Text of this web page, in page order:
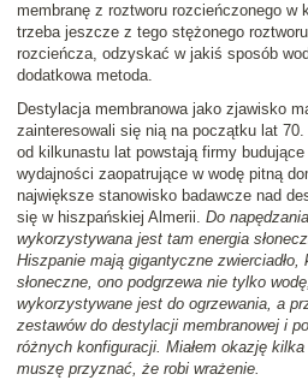
membranę z roztworu rozcieńczonego w
trzeba jeszcze z tego stężonego
rozcieńcza, odzyskać w jakiś sposób
dodatkowa metoda.
Destylacja membranowa jako zjawisko
zainteresowali się nią na początku lat 70.
od kilkunastu lat powstają firmy
wydajności zaopatrujące w wodę pitną
największe stanowisko badawcze nad
się w hiszpańskiej Almerii. Do
wykorzystywana jest tam energia
Hiszpanie mają gigantyczne zwierciadło,
słoneczne, ono podgrzewa nie tylko
wykorzystywane jest do ogrzewania, a
zestawów do destylacji membranowej i
różnych konfiguracji. Miałem okazję
muszę przyznać, że robi wrażenie.